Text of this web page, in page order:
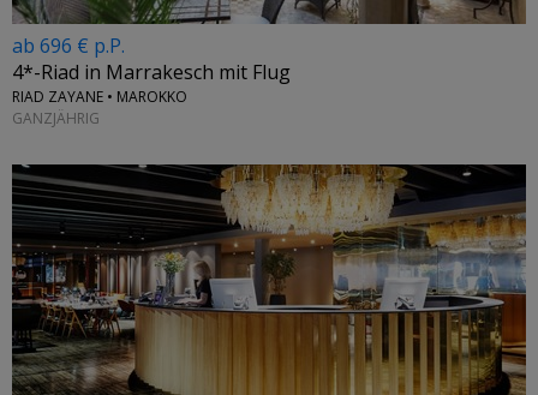
ab 696 € p.P.
4*-Riad in Marrakesch mit Flug
RIAD ZAYANE • MAROKKO
GANZJÄHRIG